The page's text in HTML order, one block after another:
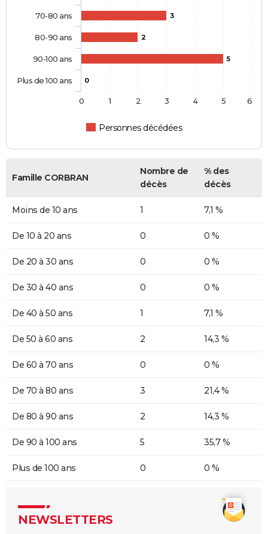
3
2
5
0
Personnes décédées
70-80 ans
80-90 ans
90-100 ans
Plus de 100 ans
0 1 2 3 4 5 6
Famille CORBRAN
Nombre de
décès
% des
décès
Moins de 10 ans 1 7,1 %
De 10 à 20 ans 0 0 %
De 20 à 30 ans 0 0 %
De 30 à 40 ans 0 0 %
De 40 à 50 ans 1 7,1 %
De 50 à 60 ans 2 14,3 %
De 60 à 70 ans 0 0 %
De 70 à 80 ans 3 21,4 %
De 80 à 90 ans 2 14,3 %
De 90 à 100 ans 5 35,7 %
Plus de 100 ans 0 0 %
NEWSLETTERS